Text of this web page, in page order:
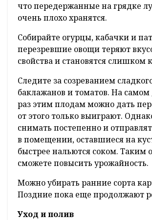
что передержанные на грядке
очень плохо хранятся.
Собирайте огурцы, кабачки и
перезревшие овощи теряют
свойства и становятся слишком
Следите за созреванием
баклажанов и томатов. На самом
раз этим плодам можно дать
от этого только выиграют.
снимать постепенно и
в помещении, оставшиеся на
быстрее нальются соком. Таким
сможете повысить урожайность.
Можно убирать ранние сорта
Поздние пока еще продолжают
Уход и полив